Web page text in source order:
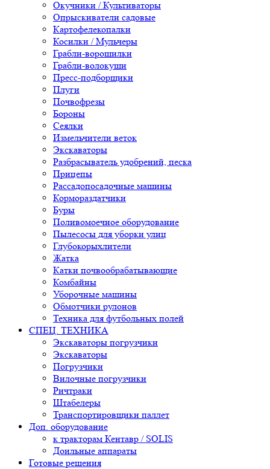
Окучники / Культиваторы
Опрыскиватели садовые
Картофелекопалки
Косилки / Мульчеры
Грабли-ворошилки
Грабли-волокуши
Пресс-подборщики
Плуги
Почвофрезы
Бороны
Сеялки
Измельчители веток
Экскаваторы
Разбрасыватель удобрений, песка
Прицепы
Рассадопосадочные машины
Кормораздатчики
Буры
Поливомоечное оборудование
Пылесосы для уборки улиц
Глубокорыхлители
Жатка
Катки почвообрабатывающие
Комбайны
Уборочные машины
Обмотчики рулонов
Техника для футбольных полей
СПЕЦ. ТЕХНИКА
Экскаваторы погрузчики
Экскаваторы
Погрузчики
Вилочные погрузчики
Ричтраки
Штабелеры
Транспортировщики паллет
Доп. оборудование
к тракторам Кентавр / SOLIS
Доильные аппараты
Готовые решения